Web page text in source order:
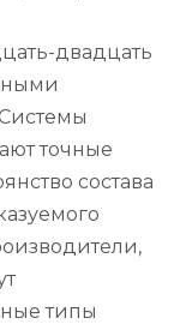
двадцать
точные
состава
типы